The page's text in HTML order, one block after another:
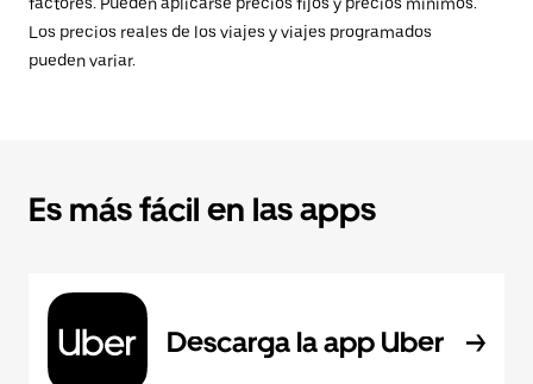
Los precios reales de los viajes y viajes programados
pueden variar.
Es más fácil en las apps
Descarga la app Uber